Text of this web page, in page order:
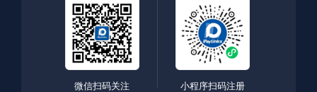
微信扫码关注 小程序扫码注册